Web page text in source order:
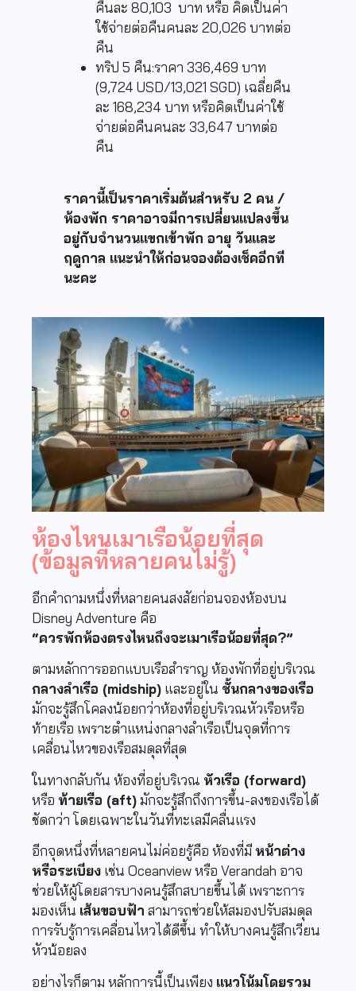
คืนละ 80,103 บาท หรือ คิดเป็นค่า
ใช้จ่ายต่อคืนคนละ 20,026 บาทต่อ
คืน
ทริป 5 คืน:ราคา 336,469 บาท
(9,724 USD/13,021 SGD) เฉลี่ยคืน
ละ 168,234 บาท หรือคิดเป็นค่าใช้
จ่ายต่อคืนคนละ 33,647 บาทต่อ
คืน
ราคานี้เป็นราคาเริ่มต้นสำหรับ 2 คน /
ห้องพัก ราคาอาจมีการเปลี่ยนแปลงขึ้น
อยู่กับจำนวนแขกเข้าพัก อายุ วันและ
ฤดูกาล แนะนำให้ก่อนจองต้องเช็คอีกที
นะคะ
ห้องไหนเมาเรือน้อยที่สุด
(ข้อมูลที่หลายคนไม่รู้)
อีกคำถามหนึ่งที่หลายคนสงสัยก่อนจองห้องบน
Disney Adventure คือ
“ควรพักห้องตรงไหนถึงจะเมาเรือน้อยที่สุด?”
ตามหลักการออกแบบเรือสำราญ ห้องพักที่อยู่บริเวณ
กลางลำเรือ (midship) และอยู่ใน ชั้นกลางของเรือ
มักจะรู้สึกโคลงน้อยกว่าห้องที่อยู่บริเวณหัวเรือหรือ
ท้ายเรือ เพราะตำแหน่งกลางลำเรือเป็นจุดที่การ
เคลื่อนไหวของเรือสมดุลที่สุด
ในทางกลับกัน ห้องที่อยู่บริเวณ หัวเรือ (forward)
หรือ ท้ายเรือ (aft)มักจะรู้สึกถึงการขึ้น-ลงของเรือได้
ชัดกว่า โดยเฉพาะในวันที่ทะเลมีคลื่นแรง
อีกจุดหนึ่งที่หลายคนไม่ค่อยรู้คือ ห้องที่มี หน้าต่าง
หรือระเบียง เช่น Oceanview หรือ Verandah อาจ
ช่วยให้ผู้โดยสารบางคนรู้สึกสบายขึ้นได้ เพราะการ
มองเห็น เส้นขอบฟ้า สามารถช่วยให้สมองปรับสมดุล
การรับรู้การเคลื่อนไหวได้ดีขึ้น ทำให้บางคนรู้สึกเวียน
หัวน้อยลง
อย่างไรก็ตาม หลักการนี้เป็นเพียง แนวโน้มโดยรวม